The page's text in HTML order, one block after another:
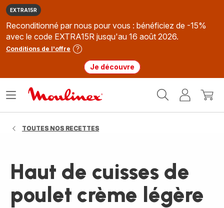
EXTRA15R
Reconditionné par nous pour vous : bénéficiez de -15%
avec le code EXTRA15R jusqu'au 16 août 2026.
Conditions de l'offre
Je découvre
MonMon
Ouvrir
TOUTES NOS RECETTES
Haut de cuisses de
poulet crème légère